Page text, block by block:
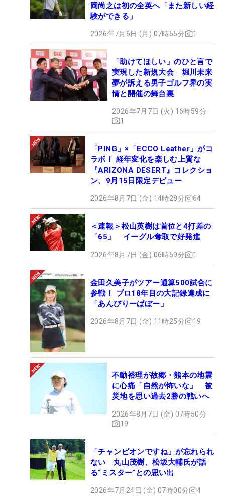
岡尚之は初の全英へ「また新しい経
験ができる」
2026年7月6日 (月) 07時55分 1
「助けてほしい」のひと言で
実現した新規大会 堀川未来
夢が訴える男子ゴルフ界の実
情と開催の舞台裏
2026年7月7日 (火) 16時59分
1
「PING」×「ECCO Leather」がコ
ラボ！ 経年変化を楽しむ上質な
『ARIZONA DESERT』コレクショ
ン、9月15日限定デビュー
2026年8月7日 (金) 14時28分 64
＜速報＞松山英樹は首位と4打差の
「65」 イーグル奪取で好発進
2026年8月7日 (金) 06時59分 1
金田久美子がツアー通算500試合に
参戦！ プロ18年目の大記録達成に
「あんびりーばぼー」
2026年8月7日 (金) 11時25分 19
不動裕理が故郷・熊本の地震
に心痛「自然が怖いな」 被
災地を思い過去2勝の戦いへ
2026年8月7日 (金) 07時50分
19
「チャンピオンですね」が忘れられ
ない 丸山茂樹、松坂大輔氏が語
る“ミスター”との思い出
2026年7月24日 (金) 07時00分 4